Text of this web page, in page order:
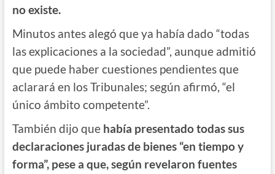
no existe.
Minutos antes alegó que ya había dado “todas
las explicaciones a la sociedad”, aunque admitió
que puede haber cuestiones pendientes que
aclarará en los Tribunales; según afirmó, “el
único ámbito competente”.
También dijo que había presentado todas sus
declaraciones juradas de bienes “en tiempo y
forma”, pese a que, según revelaron fuentes